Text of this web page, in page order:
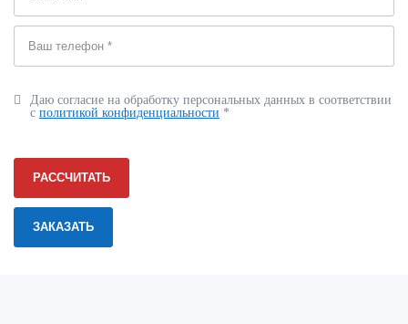
Даю согласие на обработку персональных данных в соответствии
с политикой конфиденциальности *
РАССЧИТАТЬ